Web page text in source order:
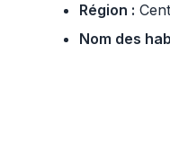
Région :
Nom des